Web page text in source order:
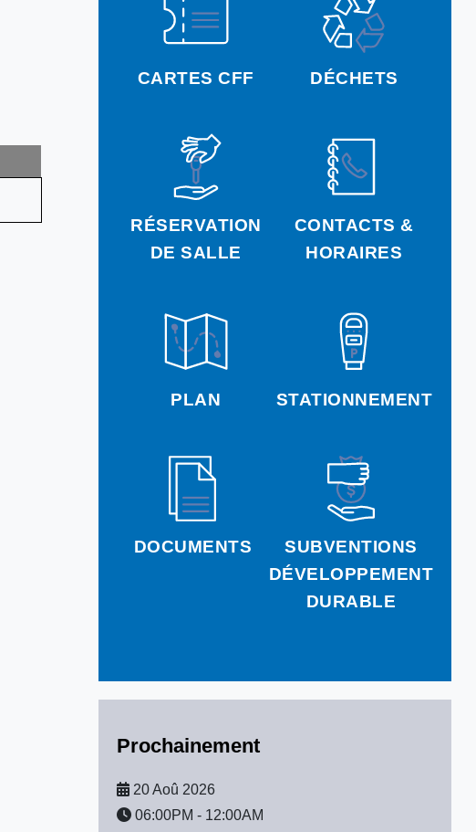
CARTES CFF DÉCHETS
RÉSERVATION
DE SALLE
CONTACTS &
HORAIRES
PLAN STATIONNEMENT
DOCUMENTS
SUBVENTIONS
DÉVELOPPEMENT
DURABLE
Prochainement
20 Aoû 2026
06:00PM - 12:00AM